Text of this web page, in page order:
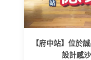
【府中站】位於
設計感